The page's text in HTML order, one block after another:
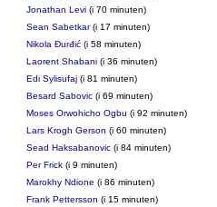
Jonathan Levi (i 70 minuten)
Sean Sabetkar(i 17 minuten)
Nikola Đurđić (i 58 minuten)
Laorent Shabani (i 36 minuten)
Edi Sylisufaj (i 81 minuten)
Besard Sabovic (i 69 minuten)
Moses Orwohicho Ogbu (i 92 minuten)
Lars Krogh Gerson (i 60 minuten)
Sead Haksabanovic (i 84 minuten)
Per Frick (i 9 minuten)
Marokhy Ndione (i 86 minuten)
Frank Pettersson (i 15 minuten)